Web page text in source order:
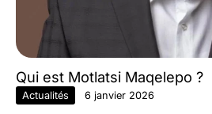
Qui est Motlatsi Maqelepo ?
Actualités 6 janvier 2026